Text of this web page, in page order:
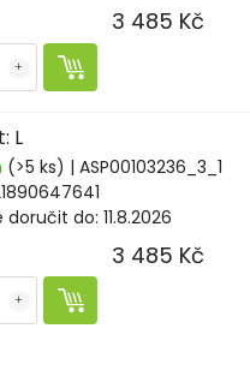
3 485 Kč
L
(>5 ks) | ASP00103236_3_1
doručit do: 11.8.2026
3 485 Kč